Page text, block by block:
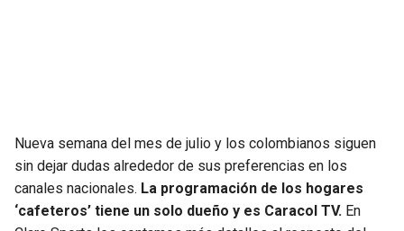
LIONS
PACKERS
NUGGETS
TIMBERWOLVES
Nueva semana del mes de julio y los colombianos siguen
sin dejar dudas alrededor de sus preferencias en los
canales nacionales. La programación de los hogares
‘cafeteros’ tiene un solo dueño y es Caracol TV. En